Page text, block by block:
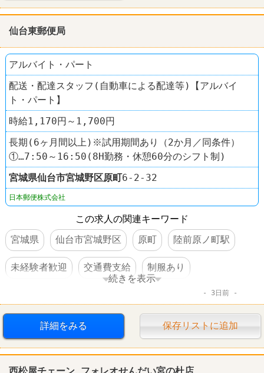
仙台東郵便局
アルバイト・パート
配送・配達スタッフ(自動車による配達等)【アルバイ
ト・パート】
時給1,170円～1,700円
長期(6ヶ月間以上)※試用期間あり（2か月／同条件）
①…7:50～16:50(8H勤務・休憩60分のシフト制)
宮城県仙台市宮城野区原町6-2-32
日本郵便株式会社
この求人の関連キーワード
宮城県
仙台市宮城野区 原町 陸前原ノ町駅
未経験者歓迎 交通費支給 制服あり
日本郵便
続きを表示
3日前
詳細をみる 保存リストに追加
西松屋チェーン フォレオせんだい宮の杜店